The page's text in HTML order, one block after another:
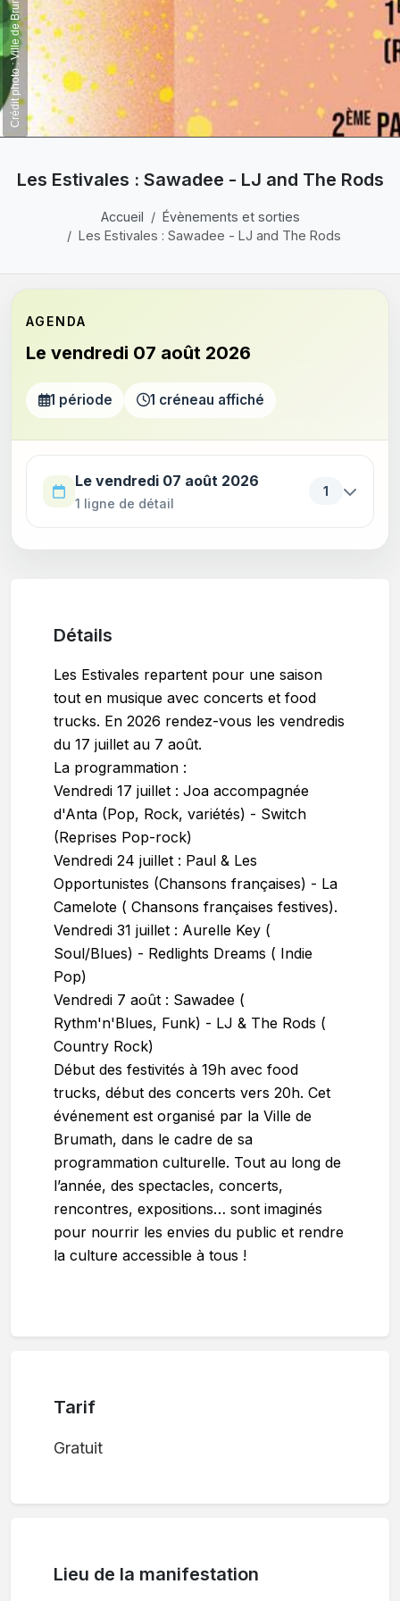
Crédit photo : Ville de Brumath
Les Estivales : Sawadee - LJ and The Rods
Accueil
Évènements et sorties
Les Estivales : Sawadee - LJ and The Rods
AGENDA
Le vendredi 07 août 2026
1 période 1 créneau affiché
Le vendredi 07 août 2026
1 ligne de détail
1
Détails
Les Estivales repartent pour une saison
tout en musique avec concerts et food
trucks. En 2026 rendez-vous les vendredis
du 17 juillet au 7 août.
La programmation :
Vendredi 17 juillet : Joa accompagnée
d'Anta (Pop, Rock, variétés) - Switch
(Reprises Pop-rock)
Vendredi 24 juillet : Paul & Les
Opportunistes (Chansons françaises) - La
Camelote ( Chansons françaises festives).
Vendredi 31 juillet : Aurelle Key (
Soul/Blues) - Redlights Dreams ( Indie
Pop)
Vendredi 7 août : Sawadee (
Rythm'n'Blues, Funk) - LJ & The Rods (
Country Rock)
Début des festivités à 19h avec food
trucks, début des concerts vers 20h. Cet
événement est organisé par la Ville de
Brumath, dans le cadre de sa
programmation culturelle. Tout au long de
l’année, des spectacles, concerts,
rencontres, expositions… sont imaginés
pour nourrir les envies du public et rendre
la culture accessible à tous !
Tarif
Gratuit
Lieu de la manifestation